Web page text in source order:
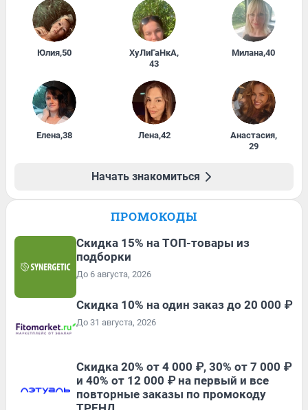
Юлия,50 ХуЛиГаНкА,
43
Милана,40
Елена,38 Лена,42 Анастасия,
29
Начать знакомиться
ПРОМОКОДЫ
Скидка 15% на ТОП-товары из
подборки
До 6 августа, 2026
Скидка 10% на один заказ до 20 000 ₽
До 31 августа, 2026
Скидка 20% от 4 000 ₽, 30% от 7 000 ₽
и 40% от 12 000 ₽ на первый и все
повторные заказы по промокоду